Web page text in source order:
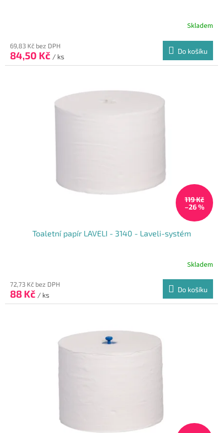
Skladem
69,83 Kč bez DPH
84,50 Kč / ks
Do košíku
119 Kč
–26 %
Toaletní papír LAVELI - 3140 - Laveli-systém
Skladem
72,73 Kč bez DPH
88 Kč / ks
Do košíku